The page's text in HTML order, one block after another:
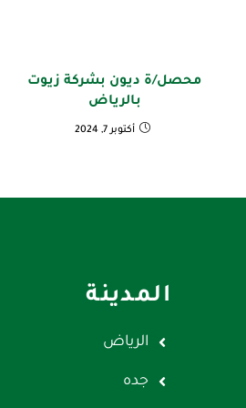
محصل/ة ديون بشركة زيوت
بالرياض
أكتوبر 7, 2024
المدينة
الرياض
جده